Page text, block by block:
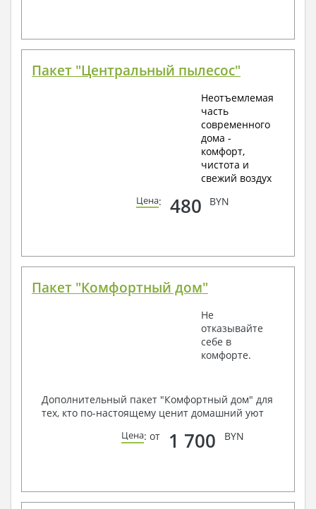
Пакет "Центральный пылесос"
Неотъемлемая
часть
современного
дома -
комфорт,
чистота и
свежий воздух
Цена: 480 BYN
Пакет "Комфортный дом"
Не
отказывайте
себе в
комфорте.
Дополнительный пакет "Комфортный дом" для
тех, кто по-настоящему ценит домашний уют
Цена: от 1 700 BYN